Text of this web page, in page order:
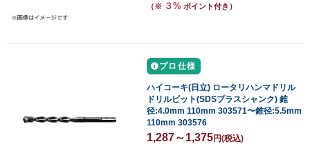
（※ ３% ポイント付き）
プロ仕様
ハイコーキ(日立) ロータリハンマドリル
ドリルビット(SDSプラスシャンク) 錐
径:4.0mm 110mm 303571〜錐径:5.5mm
110mm 303576
1,287～1,375円(税込)